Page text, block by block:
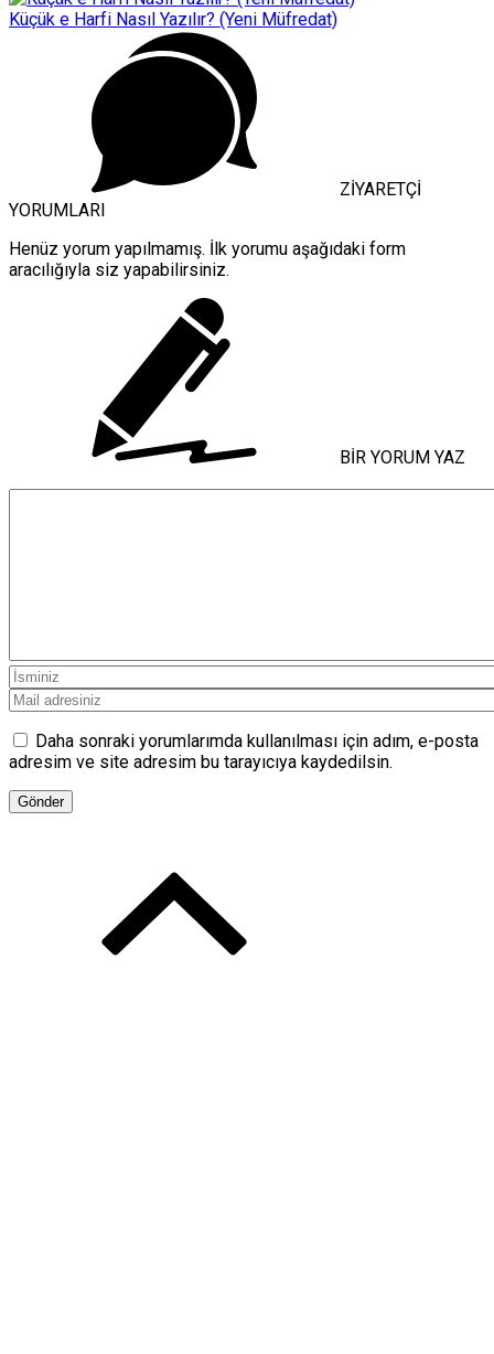
Küçük e Harfi Nasıl Yazılır? (Yeni Müfredat)
ZİYARETÇİ
YORUMLARI
Henüz yorum yapılmamış. İlk yorumu aşağıdaki form
aracılığıyla siz yapabilirsiniz.
BİR YORUM YAZ
Daha sonraki yorumlarımda kullanılması için adım, e-posta
adresim ve site adresim bu tarayıcıya kaydedilsin.